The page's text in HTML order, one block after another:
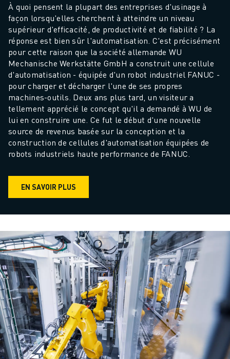
À quoi pensent la plupart des entreprises d'usinage à
façon lorsqu'elles cherchent à atteindre un niveau
supérieur d'efficacité, de productivité et de fiabilité ? La
réponse est bien sûr l'automatisation. C'est précisément
pour cette raison que la société allemande WU
Mechanische Werkstätte GmbH a construit une cellule
d'automatisation - équipée d'un robot industriel FANUC -
pour charger et décharger l'une de ses propres
machines-outils. Deux ans plus tard, un visiteur a
tellement apprécié le concept qu'il a demandé à WU de
lui en construire une. Ce fut le début d'une nouvelle
source de revenus basée sur la conception et la
construction de cellules d'automatisation équipées de
robots industriels haute performance de FANUC.
EN SAVOIR PLUS